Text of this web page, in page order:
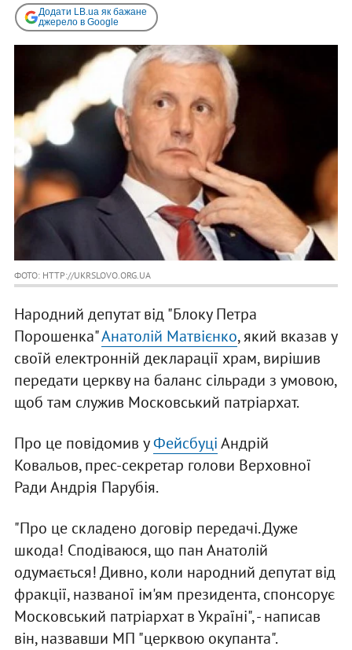
Додати LB.ua як бажане
джерело в Google
ФОТО: HTTP://UKRSLOVO.ORG.UA
Народний депутат від "Блоку Петра
Порошенка"Анатолій Матвієнко, який вказав у
своїй електронній декларації храм, вирішив
передати церкву на баланс сільради з умовою,
щоб там служив Московський патріархат.
Про це повідомив уФейсбуціАндрій
Ковальов, прес-секретар голови Верховної
Ради Андрія Парубія.
"Про це складено договір передачі. Дуже
шкода! Сподіваюся, що пан Анатолій
одумається! Дивно, коли народний депутат від
фракції, названої ім'ям президента, спонсорує
Московський патріархат в Україні", - написав
він, назвавши МП "церквою окупанта".